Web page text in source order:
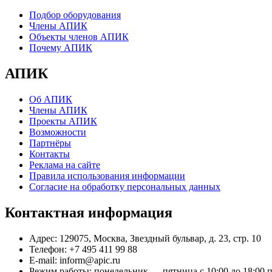
Подбор оборудования
Члены АПИК
Объекты членов АПИК
Почему АПИК
АПИК
Об АПИК
Члены АПИК
Проекты АПИК
Возможности
Партнёры
Контакты
Реклама на сайте
Правила использования информации
Согласие на обработку персональных данных
Контактная информация
Адрес: 129075, Москва, Звездный бульвар, д. 23, стр. 10
Телефон: +7 495 411 99 88
E-mail: inform@apic.ru